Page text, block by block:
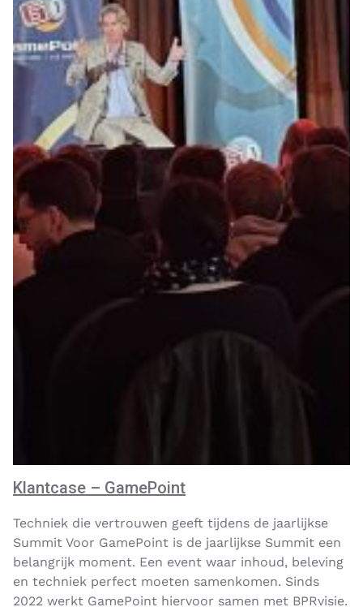
Klantcase – GamePoint
Techniek die vertrouwen geeft tijdens de jaarlijkse
Summit Voor GamePoint is de jaarlijkse Summit een
belangrijk moment. Een event waar inhoud, beleving
en techniek perfect moeten samenkomen. Sinds
2022 werkt GamePoint hiervoor samen met BPRvisie.